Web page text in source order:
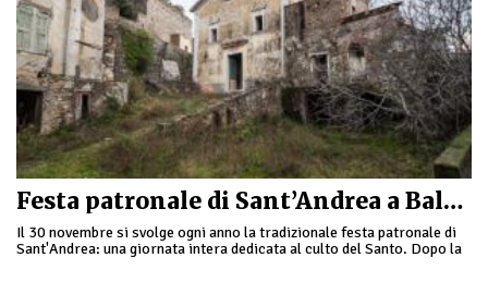
Festa patronale di Sant’Andrea a Balestrino
Il 30 novembre si svolge ogni anno la tradizionale festa patronale di
Sant'Andrea: una giornata intera dedicata al culto del Santo. Dopo la